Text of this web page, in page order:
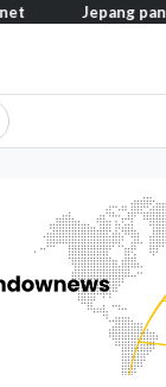
Jepang pangkas